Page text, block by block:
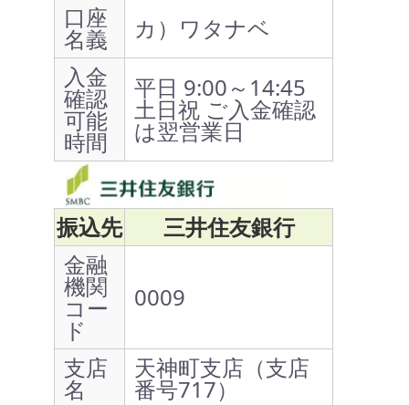
口座
名義
カ）ワタナベ
入金
確認
可能
時間
平日 9:00～14:45
土日祝 ご入金確認
は翌営業日
振込先
三井住友銀行
金融
機関
コー
ド
0009
支店
名
天神町支店（支店
番号717）